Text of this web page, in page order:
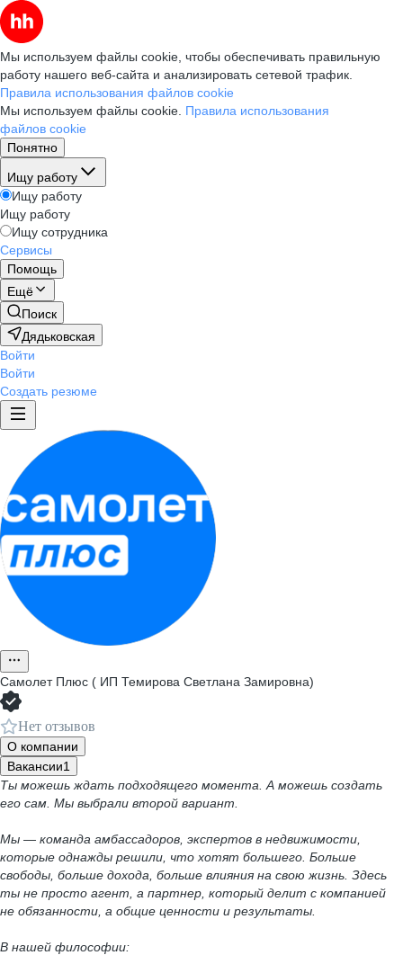
Мы используем файлы cookie, чтобы обеспечивать правильную
работу нашего веб-сайта и анализировать сетевой трафик.
Правила использования файлов cookie
Мы используем файлы cookie. Правила использования
файлов cookie
Понятно
Ищу работу
Ищу работу
Ищу работу
Ищу сотрудника
Сервисы
Помощь
Ещё
Поиск
Дядьковская
Войти
Войти
Создать резюме
Самолет Плюс ( ИП Темирова Светлана Замировна)
Нет отзывов
О компании
Вакансии1
Ты можешь ждать подходящего момента. А можешь создать
его сам. Мы выбрали второй вариант.
Мы — команда амбассадоров, экспертов в недвижимости,
которые однажды решили, что хотят большего. Больше
свободы, больше дохода, больше влияния на свою жизнь. Здесь
ты не просто агент, а партнер, который делит с компанией
не обязанности, а общие ценности и результаты.
В нашей философии: